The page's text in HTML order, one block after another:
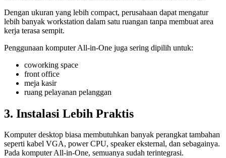
Dengan ukuran yang lebih compact, perusahaan dapat mengatur
lebih banyak workstation dalam satu ruangan tanpa membuat area
kerja terasa sempit.
Penggunaan komputer All-in-One juga sering dipilih untuk:
coworking space
front office
meja kasir
ruang pelayanan pelanggan
3. Instalasi Lebih Praktis
Komputer desktop biasa membutuhkan banyak perangkat tambahan
seperti kabel VGA, power CPU, speaker eksternal, dan sebagainya.
Pada komputer All-in-One, semuanya sudah terintegrasi.